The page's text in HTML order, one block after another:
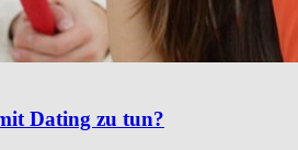
Dating zu tun?